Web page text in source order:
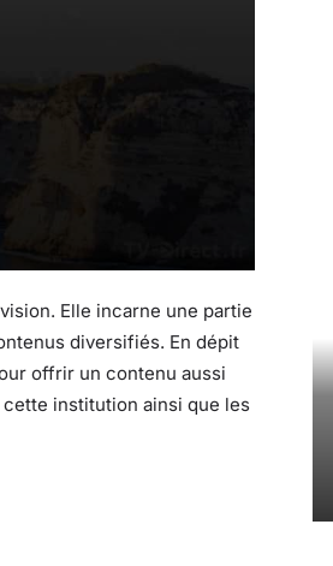
Elle incarne une partie
diversifiés. En dépit
offrir un contenu aussi
institution ainsi que les